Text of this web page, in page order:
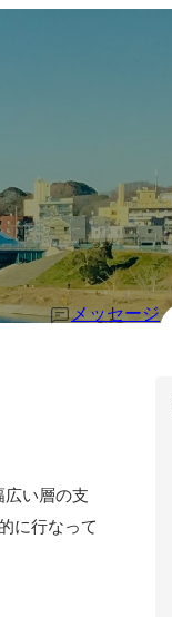
メッセージ
い層の支
に行なって